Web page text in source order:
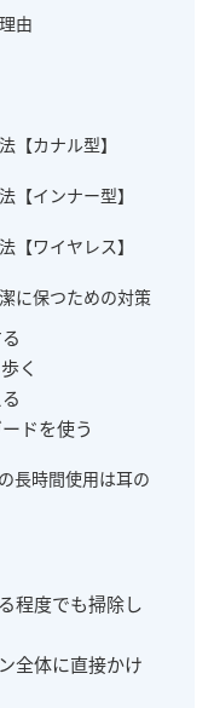
由
【カナル型】
【インナー型】
【ワイヤレス】
に保つための対策
く
ドを使う
長時間使用は耳の
程度でも掃除し
全体に直接かけ